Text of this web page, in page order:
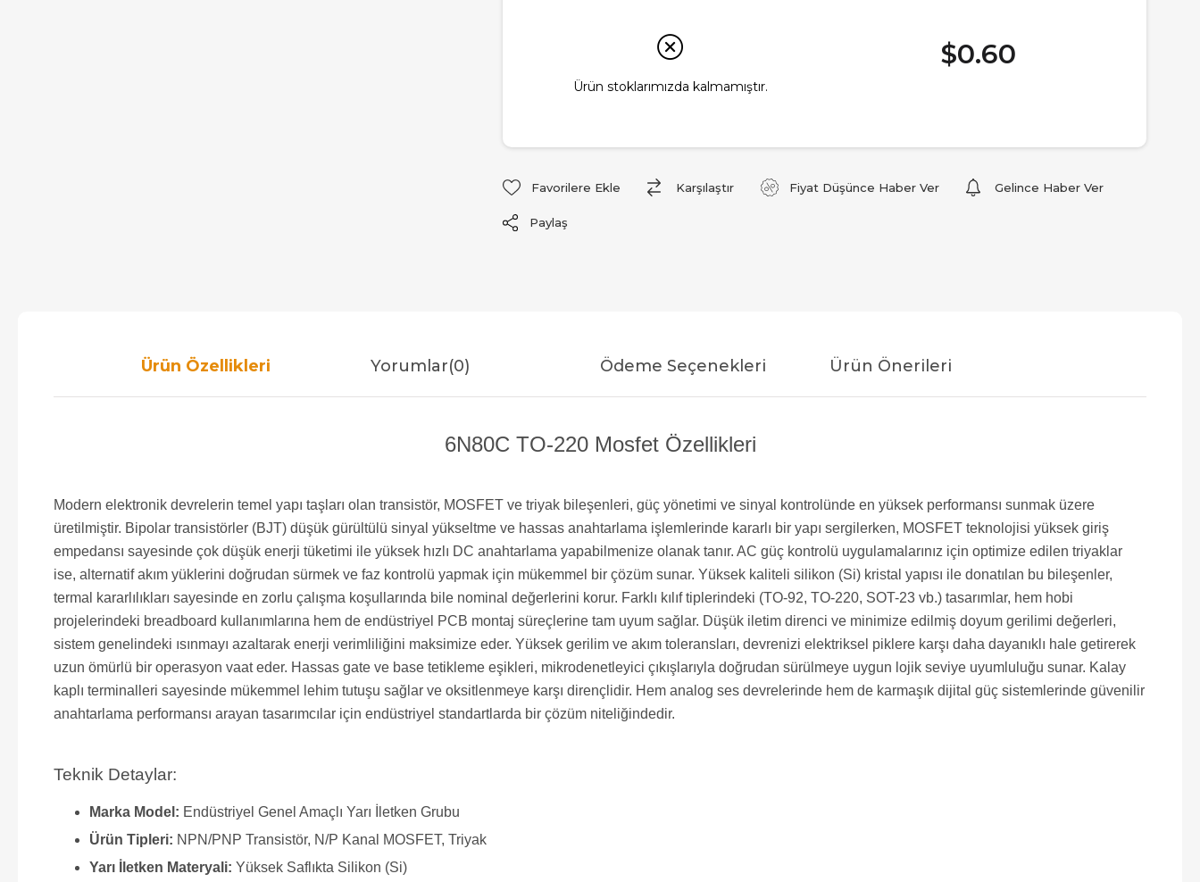
Ürün stoklarımızda kalmamıştır.
$0.60
Favorilere Ekle Karşılaştır Fiyat Düşünce Haber Ver Gelince Haber Ver
Paylaş
Ürün Özellikleri Yorumlar(0) Ödeme Seçenekleri Ürün Önerileri
6N80C TO-220 Mosfet Özellikleri
Modern elektronik devrelerin temel yapı taşları olan transistör, MOSFET ve triyak bileşenleri, güç yönetimi ve sinyal kontrolünde en yüksek performansı sunmak üzere
üretilmiştir. Bipolar transistörler (BJT) düşük gürültülü sinyal yükseltme ve hassas anahtarlama işlemlerinde kararlı bir yapı sergilerken, MOSFET teknolojisi yüksek giriş
empedansı sayesinde çok düşük enerji tüketimi ile yüksek hızlı DC anahtarlama yapabilmenize olanak tanır. AC güç kontrolü uygulamalarınız için optimize edilen triyaklar
ise, alternatif akım yüklerini doğrudan sürmek ve faz kontrolü yapmak için mükemmel bir çözüm sunar. Yüksek kaliteli silikon (Si) kristal yapısı ile donatılan bu bileşenler,
termal kararlılıkları sayesinde en zorlu çalışma koşullarında bile nominal değerlerini korur. Farklı kılıf tiplerindeki (TO-92, TO-220, SOT-23 vb.) tasarımlar, hem hobi
projelerindeki breadboard kullanımlarına hem de endüstriyel PCB montaj süreçlerine tam uyum sağlar. Düşük iletim direnci ve minimize edilmiş doyum gerilimi değerleri,
sistem genelindeki ısınmayı azaltarak enerji verimliliğini maksimize eder. Yüksek gerilim ve akım toleransları, devrenizi elektriksel piklere karşı daha dayanıklı hale getirerek
uzun ömürlü bir operasyon vaat eder. Hassas gate ve base tetikleme eşikleri, mikrodenetleyici çıkışlarıyla doğrudan sürülmeye uygun lojik seviye uyumluluğu sunar. Kalay
kaplı terminalleri sayesinde mükemmel lehim tutuşu sağlar ve oksitlenmeye karşı dirençlidir. Hem analog ses devrelerinde hem de karmaşık dijital güç sistemlerinde güvenilir
anahtarlama performansı arayan tasarımcılar için endüstriyel standartlarda bir çözüm niteliğindedir.
Teknik Detaylar:
Marka Model: Endüstriyel Genel Amaçlı Yarı İletken Grubu
Ürün Tipleri: NPN/PNP Transistör, N/P Kanal MOSFET, Triyak
Yarı İletken Materyali: Yüksek Saflıkta Silikon (Si)